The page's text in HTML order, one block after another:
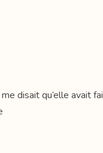
disait qu’elle avait